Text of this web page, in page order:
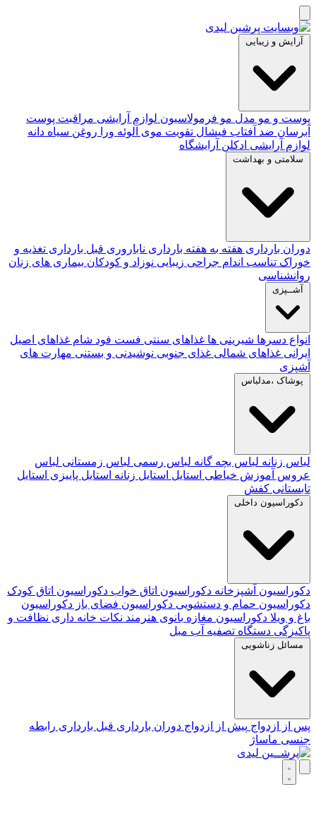
آرایش و زیبایی
پوست و مو مدل مو فرمولاسیون لوازم آرایشی مراقبت پوست
آبرسان ضد آفتاب فیشال تقویت موی آلوئه‌ ورا روغن سیاه دانه
لوازم آرایشی ادکلن آرایشگاه
سلامتی و بهداشت
دوران بارداری هفته به هفته بارداری ناباروری قبل بارداری تغذیه و
خوراک تناسب اندام جراحی زیبایی نوزاد و کودکان بیماری های زنان
روانشناسی
آشــپزی
انواع دسرها شیرینی ها غذاهای سنتی فست فود شام غذاهای اصیل
ایرانی غذاهای شمالی غذای جنوبی نوشیدنی و بستنی مهارت های
آشپزی
پوشاک ،مدلباس
لباس زنانه لباس بچه گانه لباس رسمی لباس زمستانی لباس
عروس آموزش خیاطی استایل استایل زنانه استایل پاییزی استایل
تابستانی کفش
دکوراسیون داخلی
دکوراسیون آشپزخانه دکوراسیون اتاق خواب دکوراسیون اتاق کودک
دکوراسیون حمام و دستشویی دکوراسیون فضای باز دکوراسیون
باغ و ویلا دکوراسیون مغازه بانوی هنرمند نکات خانه داری نظافت و
پاکیزگی دستگاه تصفیه آب مبل
مسائل زناشویی
پس از ازدواج پیش از ازدواج دوران بارداری قبل بارداری رابطه
جنسی ماساژ